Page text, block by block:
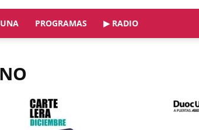
PROGRAMAS ▶ RADIO